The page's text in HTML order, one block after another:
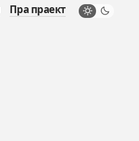
Пра праект